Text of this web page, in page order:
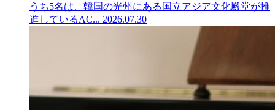
うち5名は、韓国の光州にある国立アジア文化殿堂が推
進しているAC... 2026.07.30